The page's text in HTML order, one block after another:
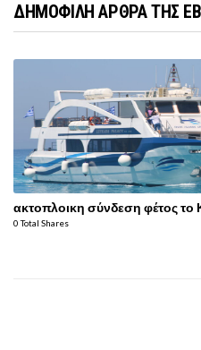
ΔΗΜΟΦΙΛΗ ΑΡΘΡΑ ΤΗΣ
ακτοπλοικη σύνδεση φέτος το
0 Total Shares